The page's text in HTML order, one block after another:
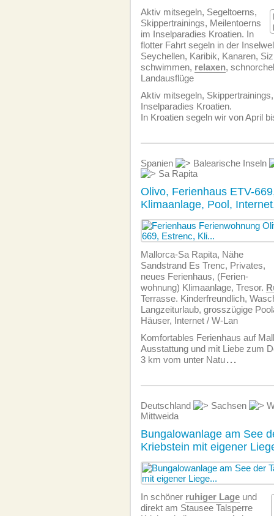
Aktiv mitsegeln, Segeltoerns,
Skippertrainings, Meilentoerns
im Inselparadies Kroatien. In
flotter Fahrt segeln in der
Seychellen, Karibik, Kanaren,
schwimmen, relaxen,
Landausflüge
Aktiv mitsegeln,
Inselparadies Kroatien.
In Kroatien segeln wir von April
Spanien
Balearische Inseln
Sa Rapita
Olivo, Ferienhaus ETV-
Klimaanlage, Pool,
Mallorca-Sa Rapita, Nähe
Sandstrand Es Trenc, Privates,
neues Ferienhaus, (Ferien­
wohnung) Klimaanlage, Tresor.
Terrasse. Kinderfreundlich,
Langzeiturlaub, grosszügige
Häuser, Internet / W-Lan
Komfortables Ferienhaus auf
Ausstattung und mit Liebe zum
3 km vom unter Natu...
Deutschland Sachsen
Mittweida
Bungalowanlage am See
Kriebstein mit eigener
In schöner ruhiger Lage und
direkt am Stausee Talsperre